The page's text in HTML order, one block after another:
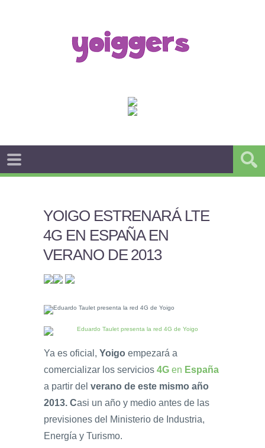
YOIGO ESTRENARÁ LTE
4G EN ESPAÑA EN
VERANO DE 2013
Ya es oficial, Yoigo empezará a
comercializar los servicios 4G en España
a partir del verano de este mismo año
2013. Casi un año y medio antes de las
previsiones del Ministerio de Industria,
Energía y Turismo.